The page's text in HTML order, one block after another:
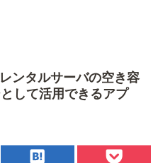
ンタルサーバの空き容
して活用できるアプ